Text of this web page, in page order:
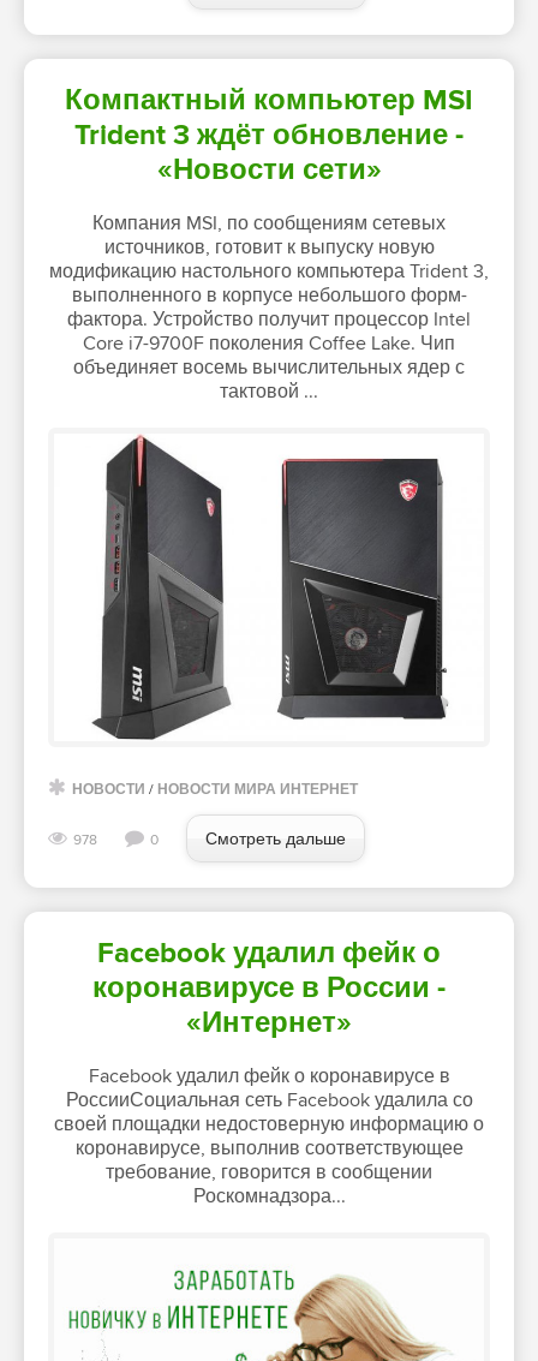
Компактный компьютер MSI
Trident 3 ждёт обновление -
«Новости сети»
Компания MSI, по сообщениям сетевых
источников, готовит к выпуску новую
модификацию настольного компьютера Trident 3,
выполненного в корпусе небольшого форм-
фактора. Устройство получит процессор Intel
Core i7-9700F поколения Coffee Lake. Чип
объединяет восемь вычислительных ядер с
тактовой ...
НОВОСТИ / НОВОСТИ МИРА ИНТЕРНЕТ
978 0 Смотреть дальше
Facebook удалил фейк о
коронавирусе в России -
«Интернет»
Facebook удалил фейк о коронавирусе в
РоссииСоциальная сеть Facebook удалила со
своей площадки недостоверную информацию о
коронавирусе, выполнив соответствующее
требование, говорится в сообщении
Роскомнадзора...